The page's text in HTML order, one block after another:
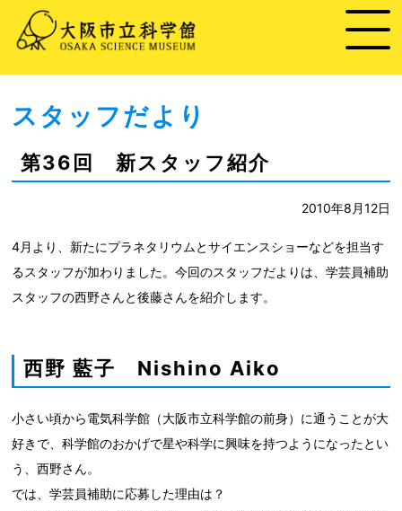
スタッフだより
第36回 新スタッフ紹介
2010年8月12日
4月より、新たにプラネタリウムとサイエンスショーなどを担当す
るスタッフが加わりました。今回のスタッフだよりは、学芸員補助
スタッフの西野さんと後藤さんを紹介します。
西野 藍子 Nishino Aiko
小さい頃から電気科学館（大阪市立科学館の前身）に通うことが大
好きで、科学館のおかげで星や科学に興味を持つようになったとい
う、西野さん。
では、学芸員補助に応募した理由は？